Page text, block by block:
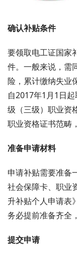
确认补贴条件
要领取电工证国家
件。一般来说，需
险，累计缴纳失业
自2017年1月1日
级（三级）职业资
职业资格证书范畴
准备申请材料
申请补贴需要准备
社会保障卡、职业
升补贴个人申请表
务必提前准备齐全
提交申请